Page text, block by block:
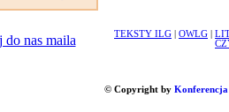
TEKSTY ILG OWLG
© Copyright by Konferencja